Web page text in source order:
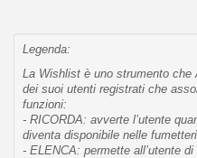
Legenda:
La Wishlist è uno strumento
dei suoi utenti registrati che
funzioni:
- RICORDA: avverte l’utente
diventa disponibile nelle
- ELENCA: permette all’utente